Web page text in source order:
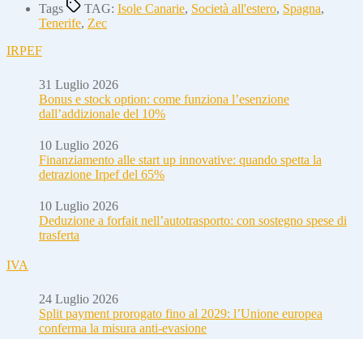
Tags TAG: Isole Canarie, Società all'estero, Spagna,
Tenerife, Zec
IRPEF
31 Luglio 2026
Bonus e stock option: come funziona l’esenzione
dall’addizionale del 10%
10 Luglio 2026
Finanziamento alle start up innovative: quando spetta la
detrazione Irpef del 65%
10 Luglio 2026
Deduzione a forfait nell’autotrasporto: con sostegno spese di
trasferta
IVA
24 Luglio 2026
Split payment prorogato fino al 2029: l’Unione europea
conferma la misura anti-evasione